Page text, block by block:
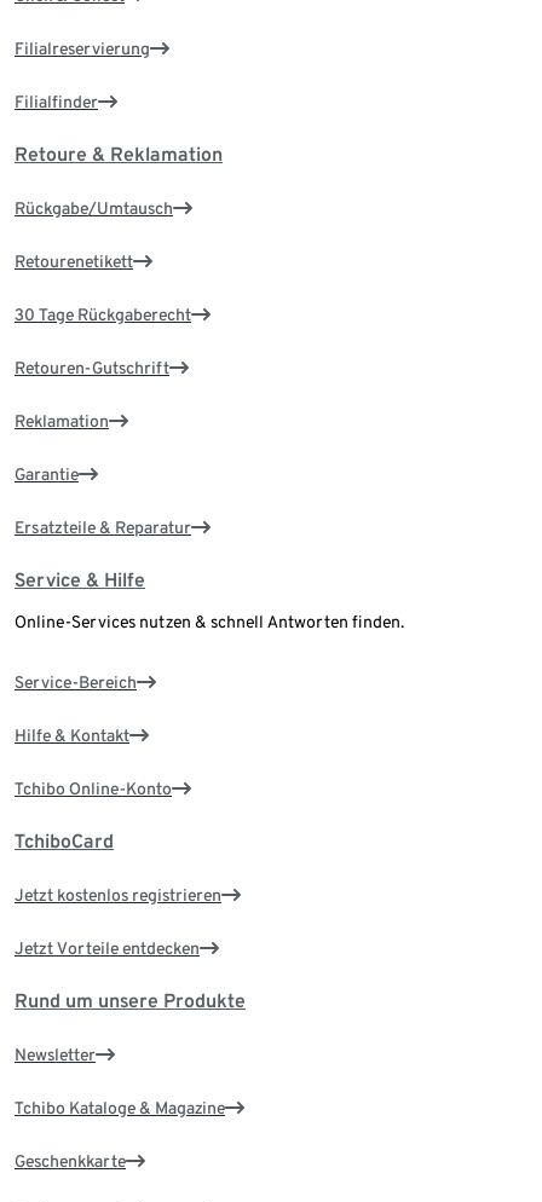
Filialreservierung
Filialfinder
Retoure & Reklamation
Rückgabe/Umtausch
Retourenetikett
30 Tage Rückgaberecht
Retouren-Gutschrift
Reklamation
Garantie
Ersatzteile & Reparatur
Service & Hilfe
Online-Services nutzen & schnell Antworten finden.
Service-Bereich
Hilfe & Kontakt
Tchibo Online-Konto
TchiboCard
Jetzt kostenlos registrieren
Jetzt Vorteile entdecken
Rund um unsere Produkte
Newsletter
Tchibo Kataloge & Magazine
Geschenkkarte